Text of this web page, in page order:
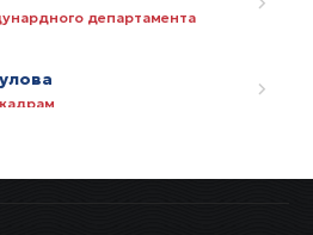
департамента